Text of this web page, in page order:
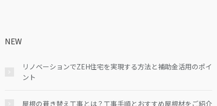
NEW
リノベーションでZEH住宅を実現する方法と補助金活用のポイ
ント
屋根の葺き替え工事とは？工事手順とおすすめ屋根材をご紹介